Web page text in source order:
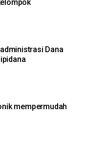
Dana
mempermudah